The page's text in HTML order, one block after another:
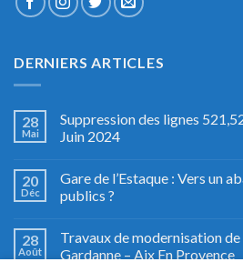
DERNIERS ARTICLES
28
Mai
Suppression des lignes
Juin 2024
20
Déc
Gare de l’Estaque : Vers un
publics ?
28
Août
Travaux de modernisation
Gardanne – Aix En Provence